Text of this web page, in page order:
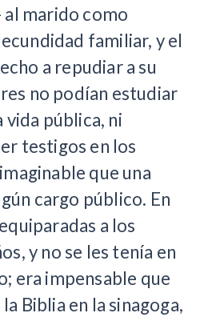
al marido como
familiar, y el
a repudiar a su
no podían estudiar
pública, ni
testigos en los
que una
cargo público. En
a los
y no se les tenía en
era impensable que
Biblia en la sinagoga,